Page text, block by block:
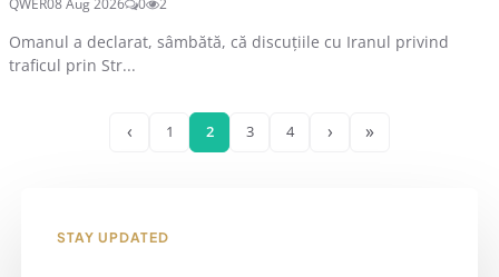
Omanul a declarat, sâmbătă, că discuţiile cu Iranul privind
traficul prin Str...
‹ 1 2 3 4 › »
STAY UPDATED